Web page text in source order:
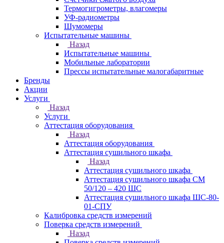
Термогигрометры, влагомеры
УФ-радиометры
Шумомеры
Испытательные машины
Назад
Испытательные машины
Мобильные лаборатории
Прессы испытательные малогабаритные
Бренды
Акции
Услуги
Назад
Услуги
Аттестация оборудования
Назад
Аттестация оборудования
Аттестация сушильного шкафа
Назад
Аттестация сушильного шкафа
Аттестация сушильного шкафа СМ
50/120 – 420 ШС
Аттестация сушильного шкафа ШС-80-
01-СПУ
Калибровка средств измерений
Поверка средств измерений
Назад